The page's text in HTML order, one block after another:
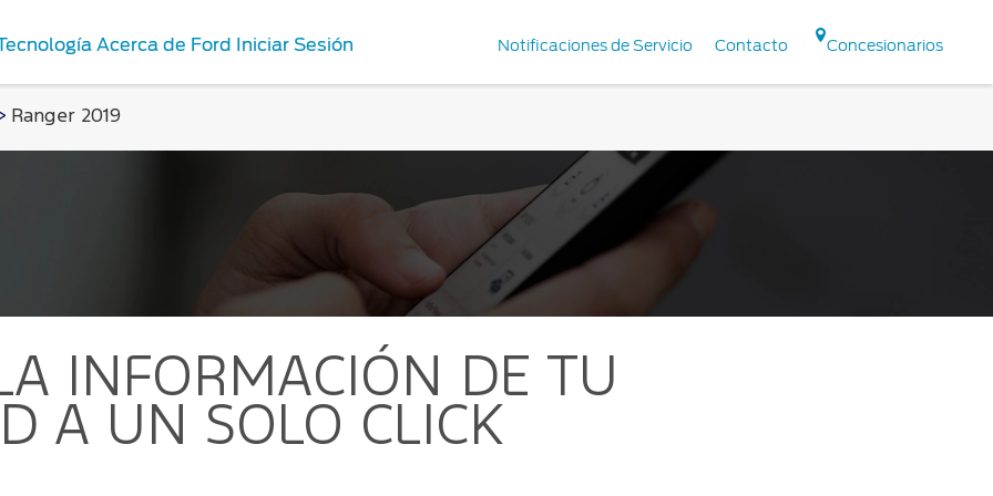
de Servicio
Repuestos y
Notificaciones de Servicio Contacto Concesionarios
Acerca de Ford Iniciar Sesión
> Ranger 2019
INFORMACIÓN DE TU
A UN SOLO CLICK